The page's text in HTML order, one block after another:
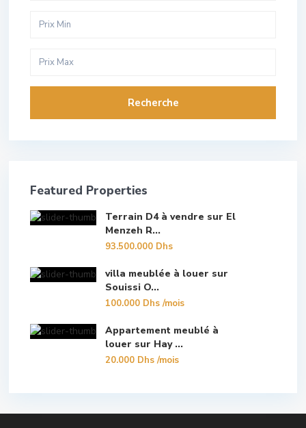
Recherche
Featured Properties
Terrain D4 à vendre sur El
Menzeh R...
93.500.000 Dhs
villa meublée à louer sur
Souissi O...
100.000 Dhs/mois
Appartement meublé à
louer sur Hay ...
20.000 Dhs/mois